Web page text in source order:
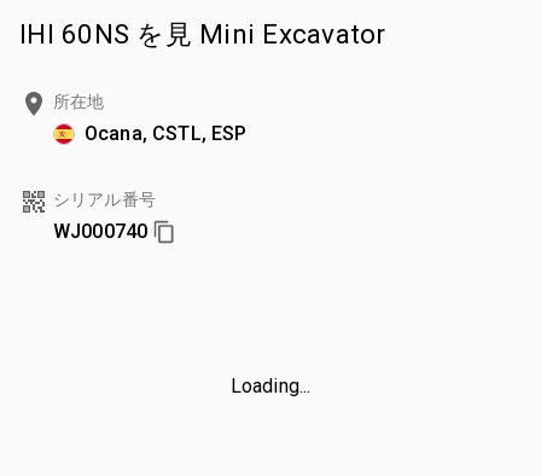
IHI 60NS を見 Mini Excavator
所在地
Ocana, CSTL, ESP
シリアル番号
WJ000740
Loading...